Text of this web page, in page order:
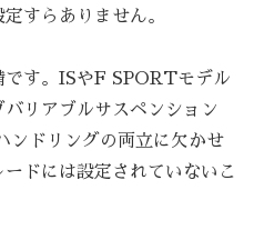
すらありません。
です。ISやF SPORTモデル
リアブルサスペンション
ンドリングの両立に欠かせ
ドには設定されていないこ